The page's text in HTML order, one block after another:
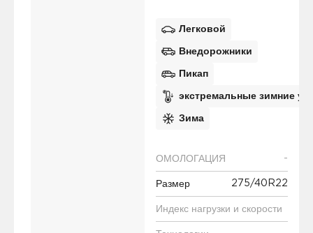
Легковой
Внедорожники
Пикап
экстремальные зимние
Зима
ОМОЛОГАЦИЯ -
Размер 275/40R22
Индекс нагрузки и скорости